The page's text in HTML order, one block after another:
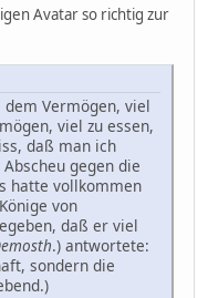
Avatar so richtig zur
Vermögen, viel
viel zu essen,
daß man ich
gegen die
hatte vollkommen
von
daß er viel
.) antwortete:
sondern die